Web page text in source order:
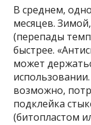
В среднем,
месяцев.
(перепады
быстрее.
может
возможно,
подклейка
(битопластом